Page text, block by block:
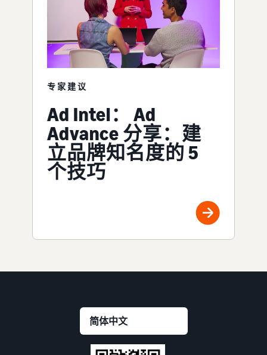
专家建议
Ad Intel： Ad
Advance 分享：建
立品牌知名度的 5
个技巧